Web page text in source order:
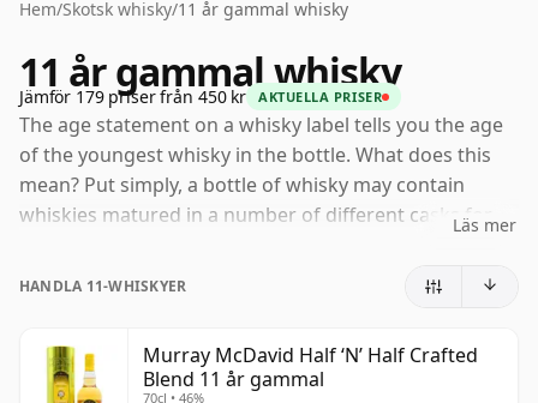
Hem/Skotsk whisky/11 år gammal whisky
11 år gammal whisky
Jämför 179 priser från 450 kr AKTUELLA PRISER
The age statement on a whisky label tells you the age
of the youngest whisky in the bottle. What does this
mean? Put simply, a bottle of whisky may contain
whiskies matured in a number of different casks for
whisky is 11 Years Old (or elva Years Old) then,
than 11 years.
Läs mer
HANDLA 11-WHISKYER
Murray McDavid Half ‘N’ Half Crafted
Blend 11 år gammal
70cl • 46%